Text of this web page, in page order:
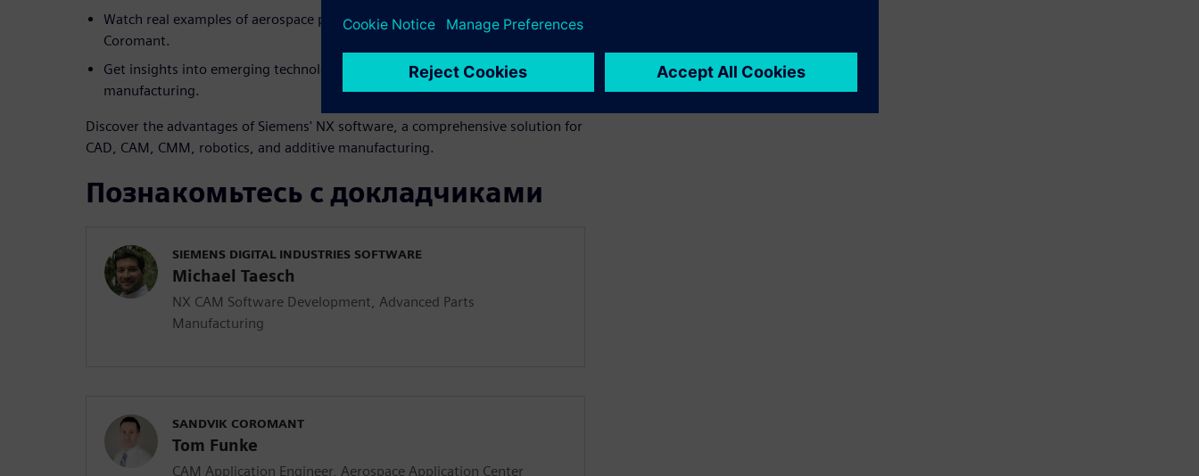
Watch real examples of aerospace parts machining by an expert from Sandvik
Coromant.
Get insights into emerging technologies, such as robotics and additive
manufacturing.
Discover the advantages of Siemens' NX software, a comprehensive solution for
CAD, CAM, CMM, robotics, and additive manufacturing.
Познакомьтесь с докладчиками
SIEMENS DIGITAL INDUSTRIES SOFTWARE
Michael Taesch
NX CAM Software Development, Advanced Parts
Manufacturing
SANDVIK COROMANT
Tom Funke
CAM Application Engineer, Aerospace Application Center